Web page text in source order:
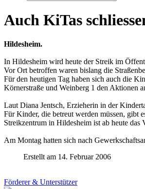
Auch KiTas
Hildesheim.
In Hildesheim wird heute der Streik im
Vor Ort betroffen waren bislang die
Für den heutigen Tag haben sich auch die
Körnerstraße und Weinberg 1 den Aktionen
Laut Diana Jentsch, Erzieherin in der
Für Kinder, die betreut werden müssen, gibt
Streikzentrum in Hildesheim ist ab heute das
Am Montag hatten sich nach
Erstellt am 14. Februar 2006
Förderer & Unterstützer